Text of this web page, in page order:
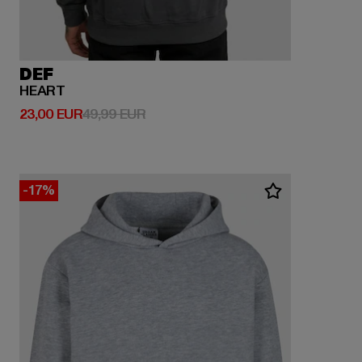
DEF
HEART
23,00 EUR
Derzeitiger Preis: 23,00 EUR
49,99 EURAktionspreis: 49,99 EUR
-17%